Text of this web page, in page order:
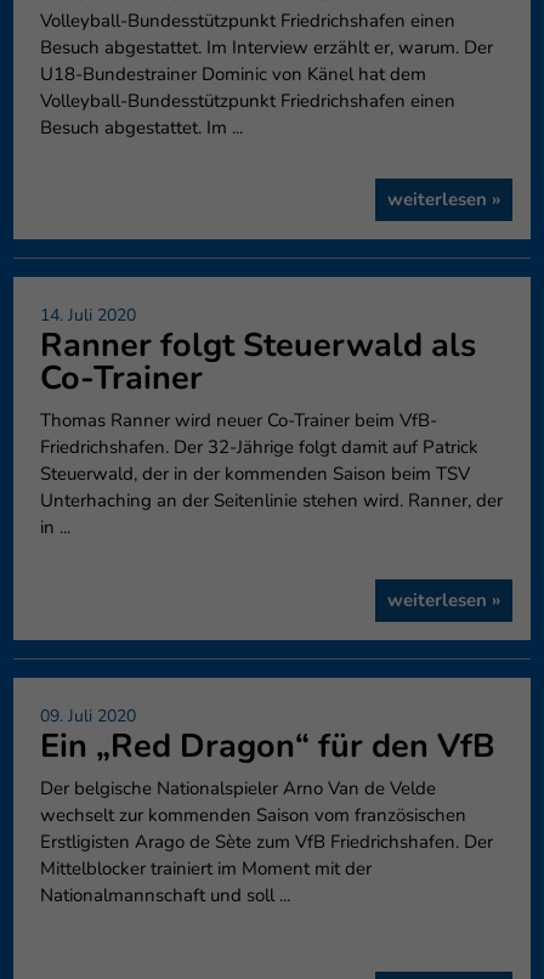
Volleyball-Bundesstützpunkt Friedrichshafen einen
Besuch abgestattet. Im Interview erzählt er, warum. Der
U18-Bundestrainer Dominic von Känel hat dem
Volleyball-Bundesstützpunkt Friedrichshafen einen
Besuch abgestattet. Im ...
weiterlesen »
14. Juli 2020
Ranner folgt Steuerwald als
Co-Trainer
Thomas Ranner wird neuer Co-Trainer beim VfB-
Friedrichshafen. Der 32-Jährige folgt damit auf Patrick
Steuerwald, der in der kommenden Saison beim TSV
Unterhaching an der Seitenlinie stehen wird. Ranner, der
in ...
weiterlesen »
09. Juli 2020
Ein „Red Dragon“ für den VfB
Der belgische Nationalspieler Arno Van de Velde
wechselt zur kommenden Saison vom französischen
Erstligisten Arago de Sète zum VfB Friedrichshafen. Der
Mittelblocker trainiert im Moment mit der
Nationalmannschaft und soll ...